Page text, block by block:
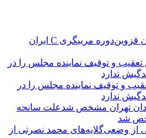
دوره مربیگری C ایران
و توقيف نماینده مجلس را در
ندارد
علت سانحه
شد
️گلایه‌های محمد نصرتی از